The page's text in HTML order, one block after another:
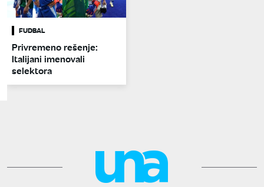
FUDBAL
Privremeno rešenje:
Italijani imenovali
selektora